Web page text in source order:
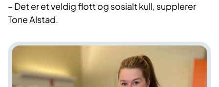
– Det er et veldig flott og sosialt kull, supplerer
Tone Alstad.